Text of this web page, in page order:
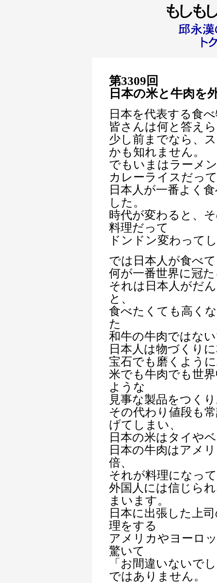
第3309回
日本の米と牛肉を
日本を代表する食
皆さんは何と答え
少し前までなら、
かも知れません。
でもいまはラーメ
カレーライスだって
日本人が一番よく
した。
時代が変わると、
料理だって
ドンドン変わって
では日本人が食べ
何が一番世界に冠
それは日本人がだ
と、
食べたくても高く
た
和牛の牛肉ではな
日本人は物づくり
宝石でも磨くよう
米でも牛肉でも世
ような
見事な製品をつく
その代わり値段も
げてしまい、
日本の米はタイや
日本の牛肉はアメ
倍、
それが料理になっ
外国人には信じら
まいます。
日本に出張した上
理をする
アメリカやヨーロ
驚いて
「お間違いないで
ではありません。